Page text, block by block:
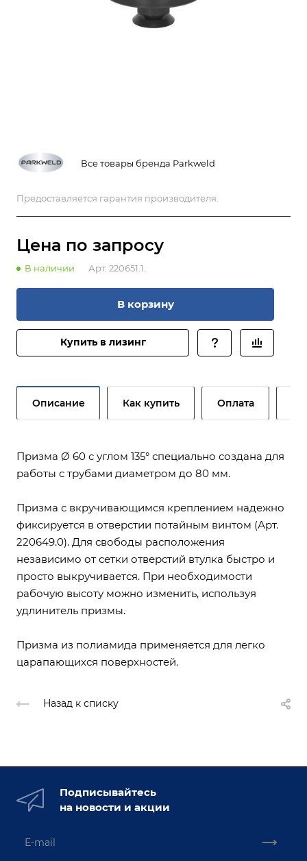
Все товары бренда Parkweld
Предоставляется гарантия производителя.
Цена по запросу
В наличии Арт. 220651.1.
В корзину
Купить в лизинг
Описание Как купить Оплата
Призма Ø 60 с углом 135° специально создана для
работы с трубами диаметром до 80 мм.
Призма с вкручивающимся креплением надежно
фиксируется в отверстии потайным винтом (Арт.
220649.0). Для свободы расположения
независимо от сетки отверстий втулка быстро и
просто выкручивается. При необходимости
рабочую высоту можно изменить, используя
удлинитель призмы.
Призма из полиамида применяется для легко
царапающихся поверхностей.
Назад к списку
Подписывайтесь
на новости и акции